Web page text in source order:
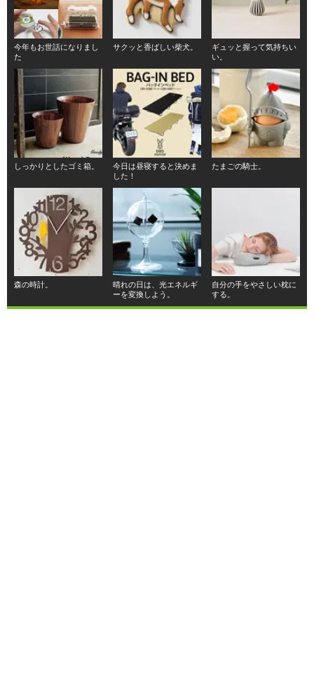
今年もお世話になりまし
た
サクッと香ばしい柴犬。
ギュッと握って気持ちい
い。
しっかりとしたゴミ箱。
今日は昼寝すると決めま
した！
たまごの騎士。
森の時計。
晴れの日は、光エネルギ
ーを変換しよう。
自分の手をやさしい枕に
する。